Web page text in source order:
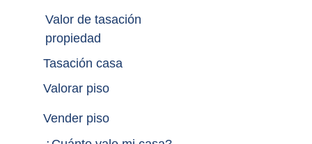
Valor de tasación
propiedad
Tasación casa
Valorar piso
Vender piso